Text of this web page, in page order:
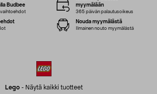
Lego - Näytä kaikki tuotteet
Budbee
myymälään
365 päivän palautusoikeus
Nouda myymälästä
Ilmainen nouto myymälästä